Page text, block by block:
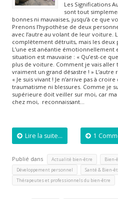
Les Significations
sont tout
bonnes ni mauvaises, jusqu’à ce que
Prenons l’hypothèse de deux
avec l’autre au volant de leur voiture.
complètement détruits, mais les deux
L’une est anéantie
situation est mauvaise : « Qu’est-ce
plus de voiture. Comment je vais aller
vraiment un grand désastre ! »
« Je suis vivant ! Je n’arrive pas à
traumatisme ni blessures. Comme je
supérieure doit veiller sur moi, car
chez moi, reconnaissant…
Lire la suite... 1
Publié dans Actualité bien-être Bien-
Développement personnel Santé & Bien-
Thérapeutes et professionnels du bien-être